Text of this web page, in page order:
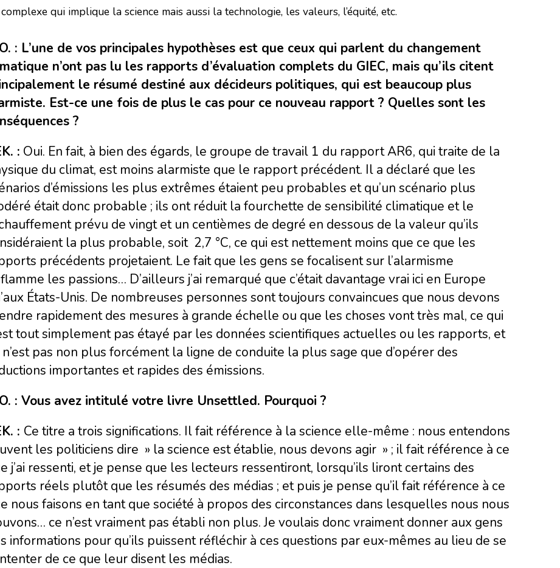
complexe qui implique la science mais aussi la technologie, les valeurs, l’équité, etc.
: L’une de vos principales hypothèses est que ceux qui parlent du changement
n’ont pas lu les rapports d’évaluation complets du GIEC, mais qu’ils citent
le résumé destiné aux décideurs politiques, qui est beaucoup plus
Est-ce une fois de plus le cas pour ce nouveau rapport ? Quelles sont les
?
: Oui. En fait, à bien des égards, le groupe de travail 1 du rapport AR6, qui traite de la
du climat, est moins alarmiste que le rapport précédent. Il a déclaré que les
d’émissions les plus extrêmes étaient peu probables et qu’un scénario plus
était donc probable ; ils ont réduit la fourchette de sensibilité climatique et le
prévu de vingt et un centièmes de degré en dessous de la valeur qu’ils
la plus probable, soit 2,7 °C, ce qui est nettement moins que ce que les
précédents projetaient. Le fait que les gens se focalisent sur l’alarmisme
les passions… D’ailleurs j’ai remarqué que c’était davantage vrai ici en Europe
États-Unis. De nombreuses personnes sont toujours convaincues que nous devons
rapidement des mesures à grande échelle ou que les choses vont très mal, ce qui
tout simplement pas étayé par les données scientifiques actuelles ou les rapports, et
n’est pas non plus forcément la ligne de conduite la plus sage que d’opérer des
importantes et rapides des émissions.
: Vous avez intitulé votre livre Unsettled. Pourquoi ?
: Ce titre a trois significations. Il fait référence à la science elle-même : nous entendons
les politiciens dire » la science est établie, nous devons agir » ; il fait référence à ce
j’ai ressenti, et je pense que les lecteurs ressentiront, lorsqu’ils liront certains des
réels plutôt que les résumés des médias ; et puis je pense qu’il fait référence à ce
nous faisons en tant que société à propos des circonstances dans lesquelles nous nous
ce n’est vraiment pas établi non plus. Je voulais donc vraiment donner aux gens
informations pour qu’ils puissent réfléchir à ces questions par eux-mêmes au lieu de se
de ce que leur disent les médias.